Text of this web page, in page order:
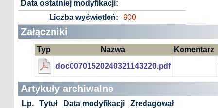
Data ostatniej modyfikacji:
Liczba wyświetleń:
900
Załączniki
Typ Nazwa
Komentarz
doc00701520240321143220.pdf
Artykuły archiwalne
Lp. Tytuł Data modyfikacji Zredagował